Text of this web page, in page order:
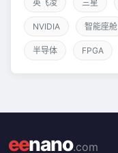
英飞凌 三星
NVIDIA 智能座舱
半导体 FPGA
eenano.com